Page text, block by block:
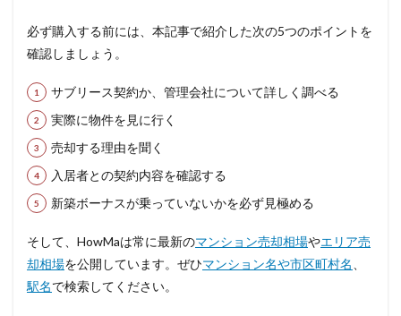
必ず購入する前には、本記事で紹介した次の5つのポイントを
確認しましょう。
サブリース契約か、管理会社について詳しく調べる
実際に物件を見に行く
売却する理由を聞く
入居者との契約内容を確認する
新築ボーナスが乗っていないかを必ず見極める
そして、HowMaは常に最新のマンション売却相場やエリア売
却相場を公開しています。ぜひマンション名や市区町村名
駅名で検索してください。